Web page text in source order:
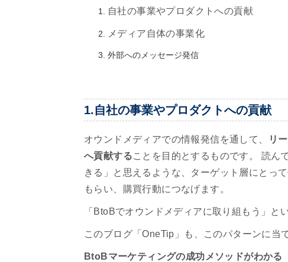
自社の事業やプロダクトへの貢献
メディア自体の事業化
外部へのメッセージ発信
1.自社の事業やプロダクトへの貢献
オウンドメディアでの情報発信を通して、
リ
へ貢献することを目的とするものです。 読ん
きる」と思えるような、ターゲット層にとっ
もらい、購買行動につなげます。
「BtoBでオウンドメディアに取り組もう」と
このブログ「OneTip」も、このパターンに当
BtoBマーケティングの成功メソッドがわかる